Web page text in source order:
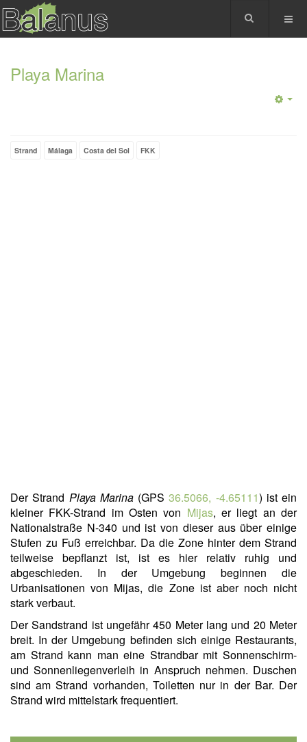
Playa Marina
Strand Málaga Costa del Sol FKK
Der Strand Playa Marina (GPS36.5066, -4.65111) ist ein
kleiner FKK-Strand im Osten von Mijas, er liegt an der
Nationalstraße N-340 und ist von dieser aus über einige
Stufen zu Fuß erreichbar. Da die Zone hinter dem Strand
teilweise bepflanzt ist, ist es hier relativ ruhig und
abgeschieden. In der Umgebung beginnen die
Urbanisationen von Mijas, die Zone ist aber noch nicht
stark verbaut.
Der Sandstrand ist ungefähr 450 Meter lang und 20 Meter
breit. In der Umgebung befinden sich einige Restaurants,
am Strand kann man eine Strandbar mit Sonnenschirm-
und Sonnenliegenverleih in Anspruch nehmen. Duschen
sind am Strand vorhanden, Toiletten nur in der Bar. Der
Strand wird mittelstark frequentiert.